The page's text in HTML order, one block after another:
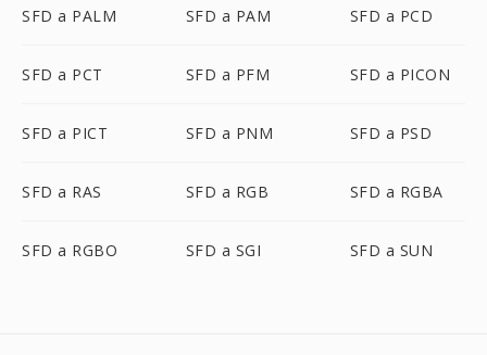
SFD a PALM SFD a PAM SFD a PCD
SFD a PCT SFD a PFM SFD a PICON
SFD a PICT SFD a PNM SFD a PSD
SFD a RAS SFD a RGB SFD a RGBA
SFD a RGBO SFD a SGI SFD a SUN